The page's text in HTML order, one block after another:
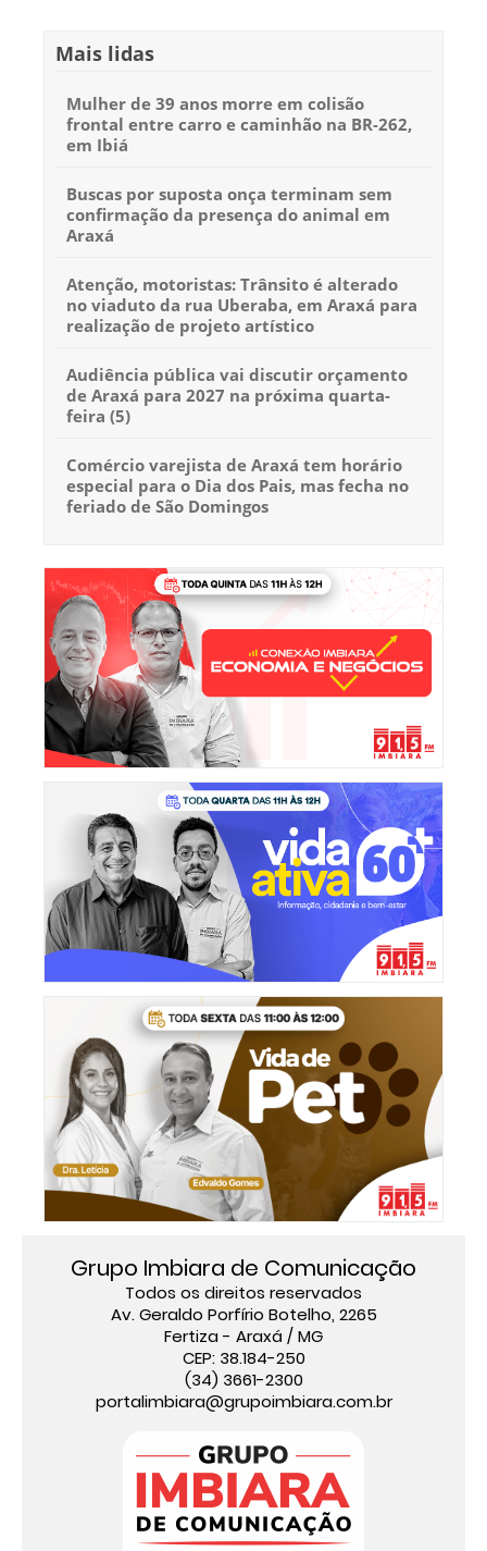
Mais lidas
Mulher de 39 anos morre em colisão
frontal entre carro e caminhão na BR-262,
em Ibiá
Buscas por suposta onça terminam sem
confirmação da presença do animal em
Araxá
Atenção, motoristas: Trânsito é alterado
no viaduto da rua Uberaba, em Araxá para
realização de projeto artístico
Audiência pública vai discutir orçamento
de Araxá para 2027 na próxima quarta-
feira (5)
Comércio varejista de Araxá tem horário
especial para o Dia dos Pais, mas fecha no
feriado de São Domingos
Grupo Imbiara de Comunicação
Todos os direitos reservados
Av. Geraldo Porfírio Botelho, 2265
Fertiza - Araxá / MG
CEP: 38.184-250
(34) 3661-2300
portalimbiara@grupoimbiara.com.br